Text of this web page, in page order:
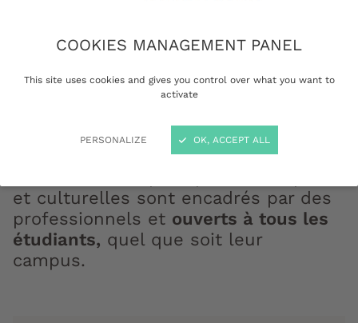
COOKIES MANAGEMENT PANEL
This site uses cookies and gives you control over what you want to
activate
PERSONALIZE OK, ACCEPT ALL
et culturelles sont encadrés par des
professionnels et ouverts à tous les
étudiants, quel que soit leur
campus.